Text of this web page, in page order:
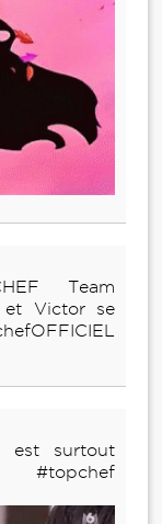
Team
et Victor se
est surtout